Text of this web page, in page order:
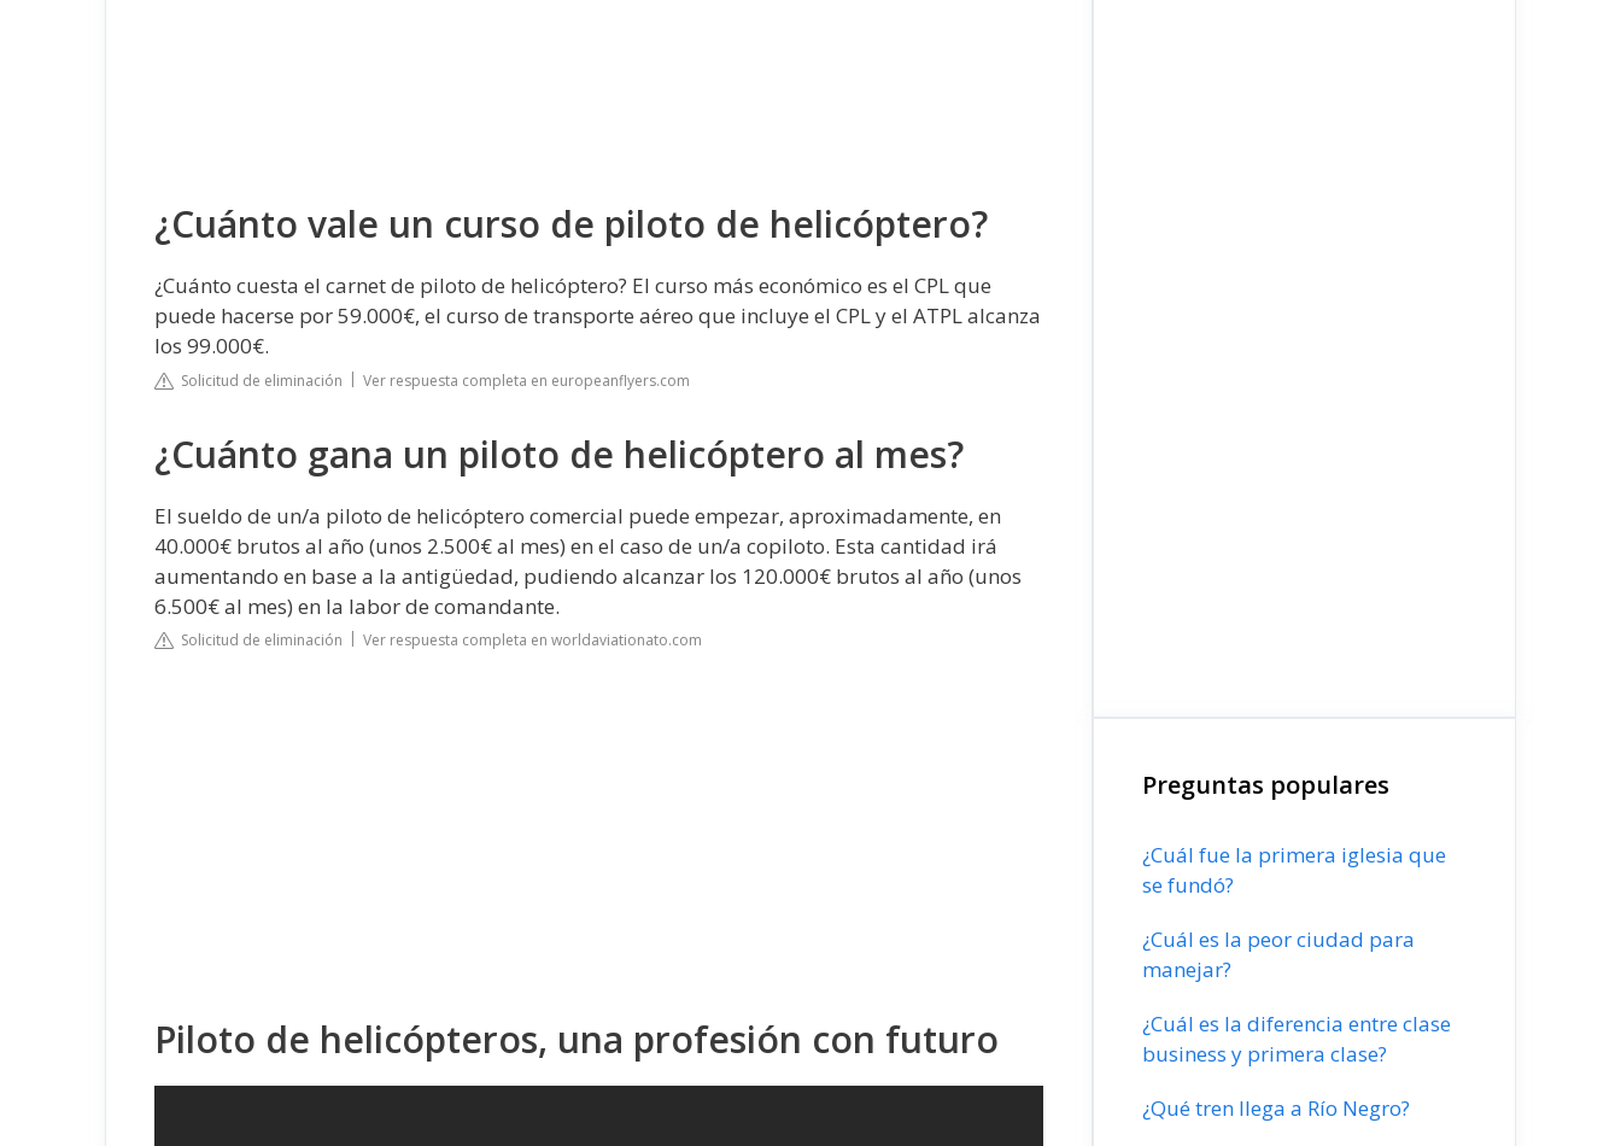
¿Cuánto vale un curso de piloto de helicóptero?
¿Cuánto cuesta el carnet de piloto de helicóptero? El curso más económico es el CPL que
puede hacerse por 59.000€, el curso de transporte aéreo que incluye el CPL y el ATPL alcanza
los 99.000€.
Solicitud de eliminación Ver respuesta completa en europeanflyers.com
¿Cuánto gana un piloto de helicóptero al mes?
El sueldo de un/a piloto de helicóptero comercial puede empezar, aproximadamente, en
40.000€ brutos al año (unos 2.500€ al mes) en el caso de un/a copiloto. Esta cantidad irá
aumentando en base a la antigüedad, pudiendo alcanzar los 120.000€ brutos al año (unos
6.500€ al mes) en la labor de comandante.
Solicitud de eliminación Ver respuesta completa en worldaviationato.com
Piloto de helicópteros, una profesión con futuro
Preguntas populares
¿Cuál fue la primera iglesia que
se fundó?
¿Cuál es la peor ciudad para
manejar?
¿Cuál es la diferencia entre clase
business y primera clase?
¿Qué tren llega a Río Negro?